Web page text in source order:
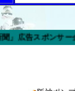
企業